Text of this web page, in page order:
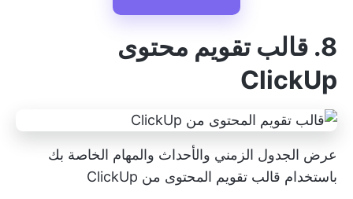
8. قالب تقويم محتوى
ClickUp
عرض الجدول الزمني والأحداث والمهام الخاصة بك
باستخدام قالب تقويم المحتوى من ClickUp